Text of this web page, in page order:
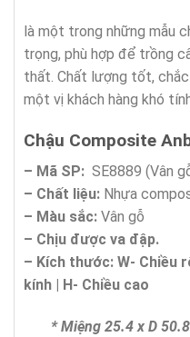
là một trong những mẫu
trọng, phù hợp để trồng
thất. Chất lượng tốt,
một vị khách hàng khó
Chậu Composite
– Mã SP: SE8889 (Vân
– Chất liệu: Nhựa
– Màu sắc: Vân gỗ
– Chịu được va đập.
– Kích thước: W- Chiều r
kính | H- Chiều cao
* Miệng 25.4 x D